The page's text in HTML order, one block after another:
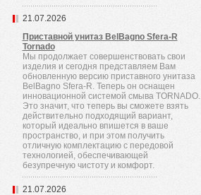
21.07.2026
Приставной унитаз BelBagno Sfera-R
Tornado
Мы продолжает совершенствовать свои
изделия и сегодня представляем Вам
обновленную версию приставного унитаза
BelBagno Sfera-R. Теперь он оснащен
инновационной системой смыва TORNADO.
Это значит, что теперь вы сможете взять
действительно подходящий вариант,
который идеально впишется в ваше
пространство, и при этом получить
отличную комплектацию с передовой
технологией, обеспечивающей
безупречную чистоту и комфорт.
21.07.2026